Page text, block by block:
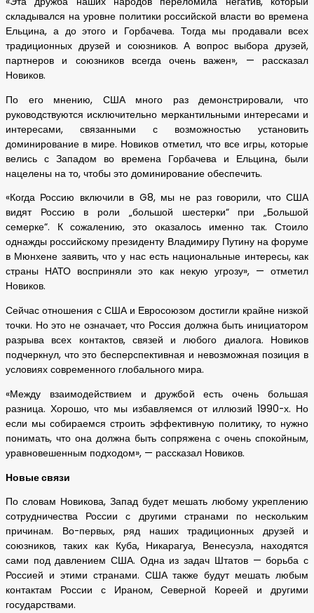
складывался на уровне политики российской власти во времена
Ельцина, а до этого и Горбачева. Тогда мы продавали всех
традиционных друзей и союзников. А вопрос выбора друзей,
партнеров и союзников всегда очень важен», — рассказал
Новиков.
По его мнению, США много раз демонстрировали, что
руководствуются исключительно меркантильными интересами и
интересами, связанными с возможностью установить
доминирование в мире. Новиков отметил, что все игры, которые
велись с Западом во времена Горбачева и Ельцина, были
нацелены на то, чтобы это доминирование обеспечить.
«Когда Россию включили в G8, мы не раз говорили, что США
видят Россию в роли „большой шестерки“ при „Большой
семерке“. К сожалению, это оказалось именно так. Стоило
однажды российскому президенту Владимиру Путину на форуме
в Мюнхене заявить, что у нас есть национальные интересы, как
страны НАТО восприняли это как некую угрозу», — отметил
Новиков.
Сейчас отношения с США и Евросоюзом достигли крайне низкой
точки. Но это не означает, что Россия должна быть инициатором
разрыва всех контактов, связей и любого диалога. Новиков
подчеркнул, что это бесперспективная и невозможная позиция в
условиях современного глобального мира.
«Между взаимодействием и дружбой есть очень большая
разница. Хорошо, что мы избавляемся от иллюзий 1990-х. Но
если мы собираемся строить эффективную политику, то нужно
понимать, что она должна быть сопряжена с очень спокойным,
уравновешенным подходом», — рассказал Новиков.
Новые связи
По словам Новикова, Запад будет мешать любому укреплению
сотрудничества России с другими странами по нескольким
причинам. Во-первых, ряд наших традиционных друзей и
союзников, таких как Куба, Никарагуа, Венесуэла, находятся
сами под давлением США. Одна из задач Штатов — борьба с
Россией и этими странами. США также будут мешать любым
контактам России с Ираном, Северной Кореей и другими
государствами.